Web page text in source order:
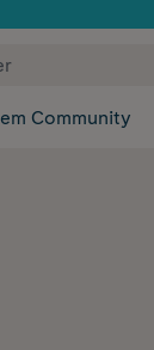
✓ Fri frakt
Community